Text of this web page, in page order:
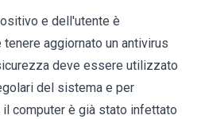
e dell'utente è
aggiornato un antivirus
deve essere utilizzato
del sistema e per
computer è già stato infettato